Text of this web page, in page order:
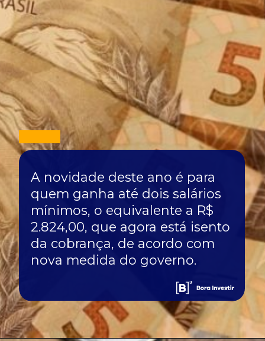
A novidade deste ano é para
quem ganha até dois salários
mínimos, o equivalente a R$
2.824,00, que agora está isento
da cobrança, de acordo com
nova medida do governo.